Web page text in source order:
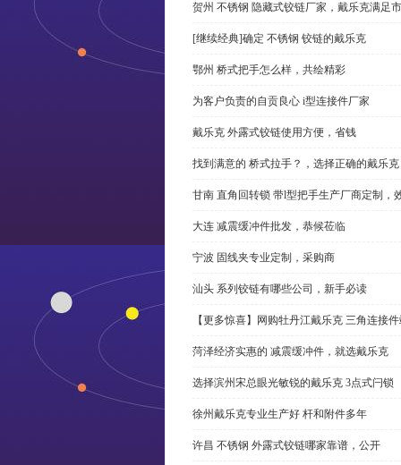
贺州 不锈钢 隐藏式铰链厂家，戴乐克满足
[继续经典]确定 不锈钢 铰链的戴乐克
鄂州 桥式把手怎么样，共绘精彩
为客户负责的自贡良心 i型连接件厂家
戴乐克 外露式铰链使用方便，省钱
找到满意的 桥式拉手？，选择正确的戴乐克
甘南 直角回转锁 带l型把手生产厂商定制，
大连 减震缓冲件批发，恭候莅临
宁波 固线夹专业定制，采购商
汕头 系列铰链有哪些公司，新手必读
【更多惊喜】网购牡丹江戴乐克 三角连接
菏泽经济实惠的 减震缓冲件，就选戴乐克
选择滨州宋总眼光敏锐的戴乐克 3点式闩锁
徐州戴乐克专业生产好 杆和附件多年
许昌 不锈钢 外露式铰链哪家靠谱，公开